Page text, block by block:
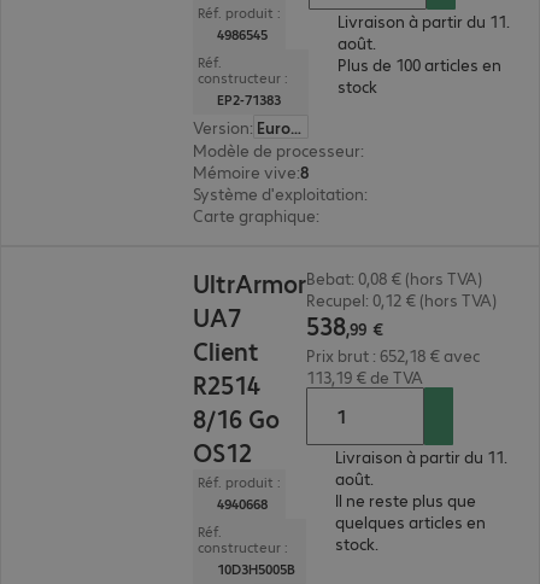
Réf. produit :
4986545
Réf.
constructeur :
EP2-71383
Version:
Europe
Modèle de processeur:
Mémoire vive:
Système d'exploitation:
Carte graphique:
Livraison à partir du 11.
août.
Plus de 100 articles en
stock
UltrArmor
UA7
Client
R2514
8/16 Go
OS12
Réf. produit :
4940668
Réf.
constructeur :
10D3H5005B
Bebat: 0,08 € (hors TVA)
Recupel: 0,12 € (hors TVA)
538,99 €
Prix brut : 652,18 € avec
113,19 € de TVA
Livraison à partir du 11.
août.
Il ne reste plus que
quelques articles en
stock.